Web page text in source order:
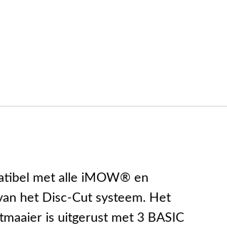
met alle iMOW® en
het Disc-Cut systeem. Het
is uitgerust met 3 BASIC